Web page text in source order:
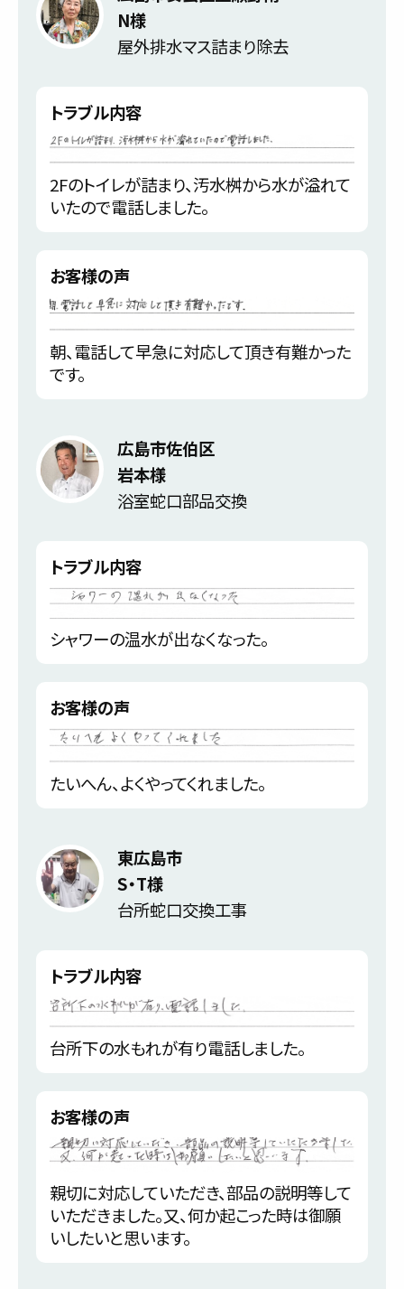
N様
屋外排水マス詰まり除去
トラブル内容
2Fのトイレが詰まり、汚水桝から水が溢れて
いたので電話しました。
お客様の声
朝、電話して早急に対応して頂き有難かった
です。
広島市佐伯区
岩本様
浴室蛇口部品交換
トラブル内容
シャワーの温水が出なくなった。
お客様の声
たいへん、よくやってくれました。
東広島市
S・T様
台所蛇口交換工事
トラブル内容
台所下の水もれが有り電話しました。
お客様の声
親切に対応していただき、部品の説明等して
いただきました。又、何か起こった時は御願
いしたいと思います。